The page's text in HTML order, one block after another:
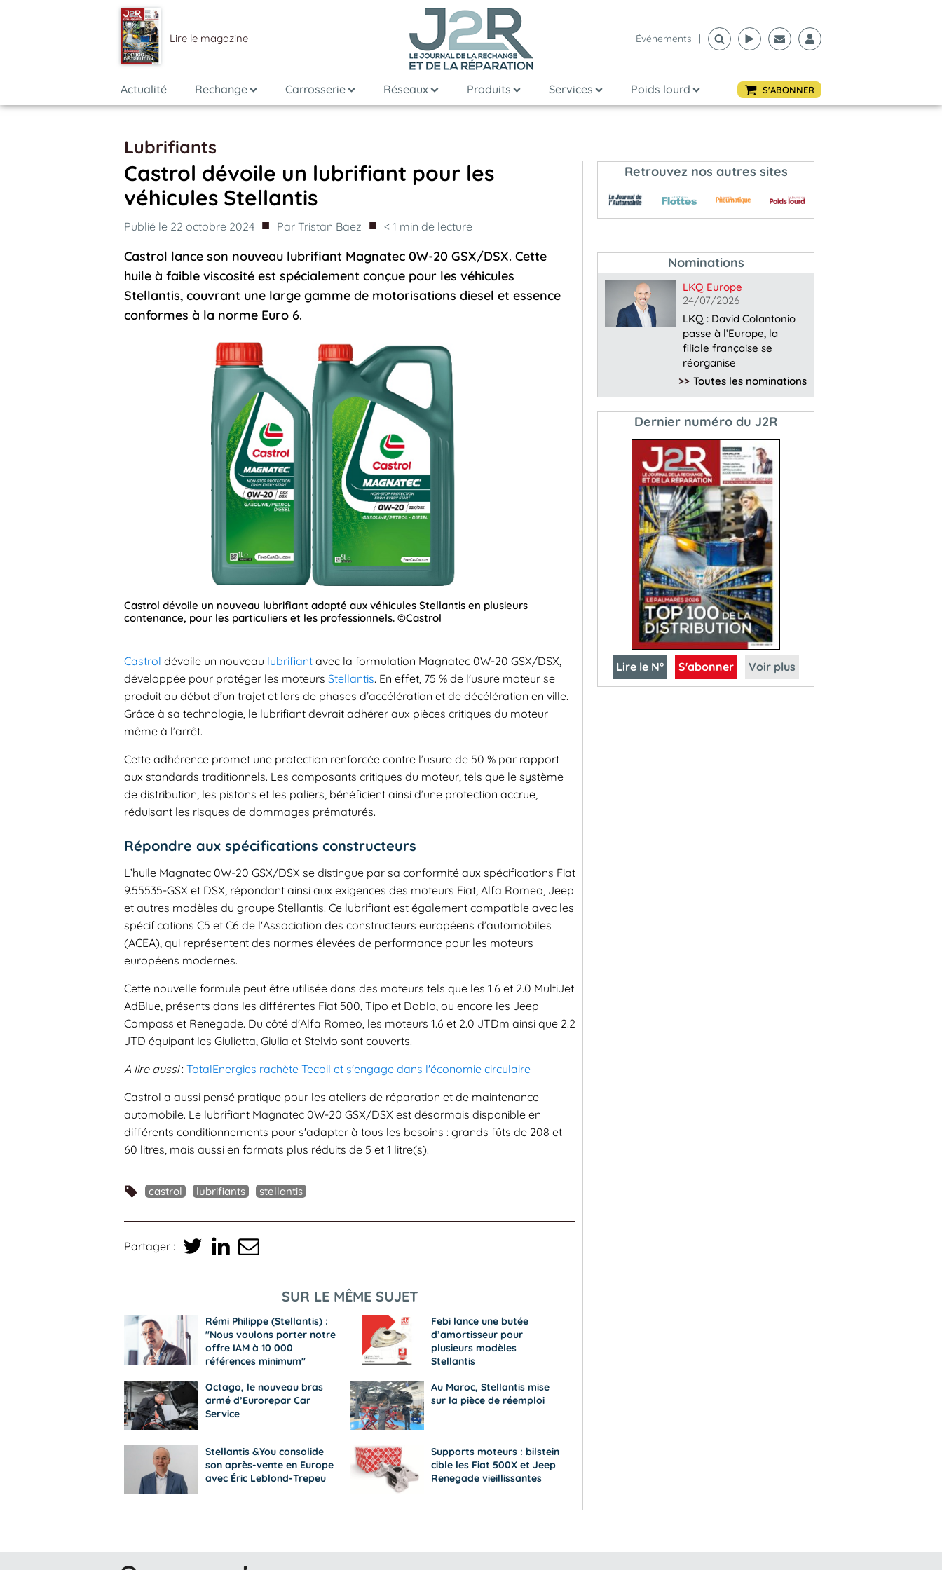
Lire le magazine Événements |
Actualité Rechange Carrosserie Réseaux Produits Services Poids lourd S'ABONNER
Lubrifiants
Castrol dévoile un lubrifiant pour les
véhicules Stellantis
Publié le 22 octobre 2024 ■ Par Tristan Baez ■ < 1 min de lecture
Castrol lance son nouveau lubrifiant Magnatec 0W-20 GSX/DSX. Cette
huile à faible viscosité est spécialement conçue pour les véhicules
Stellantis, couvrant une large gamme de motorisations diesel et essence
conformes à la norme Euro 6.
Castrol dévoile un nouveau lubrifiant adapté aux véhicules Stellantis en plusieurs
contenance, pour les particuliers et les professionnels. ©Castrol
Castrol dévoile un nouveau lubrifiant avec la formulation Magnatec 0W-20 GSX/DSX,
développée pour protéger les moteurs Stellantis. En effet, 75 % de l'usure moteur se
produit au début d’un trajet et lors de phases d’accélération et de décélération en ville.
Grâce à sa technologie, le lubrifiant devrait adhérer aux pièces critiques du moteur
même à l’arrêt.
Cette adhérence promet une protection renforcée contre l’usure de 50 % par rapport
aux standards traditionnels. Les composants critiques du moteur, tels que le système
de distribution, les pistons et les paliers, bénéficient ainsi d’une protection accrue,
réduisant les risques de dommages prématurés.
Répondre aux spécifications constructeurs
L’huile Magnatec 0W-20 GSX/DSX se distingue par sa conformité aux spécifications Fiat
9.55535-GSX et DSX, répondant ainsi aux exigences des moteurs Fiat, Alfa Romeo, Jeep
et autres modèles du groupe Stellantis. Ce lubrifiant est également compatible avec les
spécifications C5 et C6 de l'Association des constructeurs européens d’automobiles
(ACEA), qui représentent des normes élevées de performance pour les moteurs
européens modernes.
Cette nouvelle formule peut être utilisée dans des moteurs tels que les 1.6 et 2.0 MultiJet
AdBlue, présents dans les différentes Fiat 500, Tipo et Doblo, ou encore les Jeep
Compass et Renegade. Du côté d'Alfa Romeo, les moteurs 1.6 et 2.0 JTDm ainsi que 2.2
JTD équipant les Giulietta, Giulia et Stelvio sont couverts.
A lire aussi: TotalEnergies rachète Tecoil et s'engage dans l'économie circulaire
Castrol a aussi pensé pratique pour les ateliers de réparation et de maintenance
automobile. Le lubrifiant Magnatec 0W-20 GSX/DSX est désormais disponible en
différents conditionnements pour s'adapter à tous les besoins : grands fûts de 208 et
60 litres, mais aussi en formats plus réduits de 5 et 1 litre(s).
castrol lubrifiants stellantis
Partager :
SUR LE MÊME SUJET
Rémi Philippe (Stellantis) :
"Nous voulons porter notre
offre IAM à 10 000
références minimum"
Febi lance une butée
d’amortisseur pour
plusieurs modèles
Stellantis
Octago, le nouveau bras
armé d’Eurorepar Car
Service
Au Maroc, Stellantis mise
sur la pièce de réemploi
Stellantis &You consolide
son après-vente en Europe
avec Éric Leblond-Trepeu
Supports moteurs : bilstein
cible les Fiat 500X et Jeep
Renegade vieillissantes
Retrouvez nos autres sites
Nominations
LKQ Europe
24/07/2026
LKQ : David Colantonio
passe à l’Europe, la
filiale française se
réorganise
>> Toutes les nominations
Dernier numéro du J2R
Lire le N° S'abonner Voir plus